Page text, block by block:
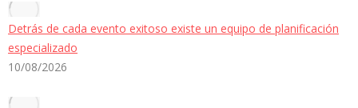
Detrás de cada evento exitoso existe un equipo de planificación
especializado
10/08/2026